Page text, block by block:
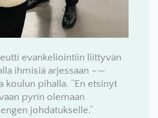
evankeliointiin liittyvän
ihmisiä arjessaan –—
koulun pihalla. ”En etsinyt
pyrin olemaan
johdatukselle.”